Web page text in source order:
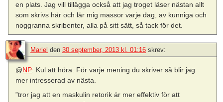
en plats. Jag vill tillägga också att jag troget läser nästan allt
som skrivs här och lär mig massor varje dag, av kunniga och
noggranna skribenter, alla på sitt sätt, så tack för det.
Mariel den 30 september, 2013 kl. 01:16 skrev:
@NP: Kul att höra. För varje mening du skriver så blir jag
mer intresserad av nästa.
”tror jag att en maskulin retorik är mer effektiv för att